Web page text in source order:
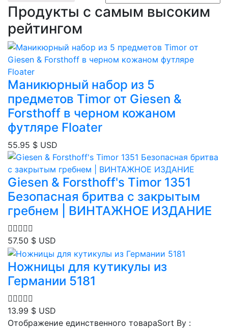
Продукты с самым высоким
рейтингом
Маникюрный набор из 5
предметов Timor от Giesen &
Forsthoff в черном кожаном
футляре Floater
55.95 $ USD
Giesen & Forsthoff's Timor 1351
Безопасная бритва с закрытым
гребнем | ВИНТАЖНОЕ ИЗДАНИЕ
57.50 $ USD
Ножницы для кутикулы из
Германии 5181
13.99 $ USD
Отображение единственного товараSort By :